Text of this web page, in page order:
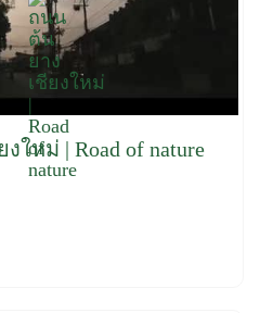
ใหม่ | Road of nature